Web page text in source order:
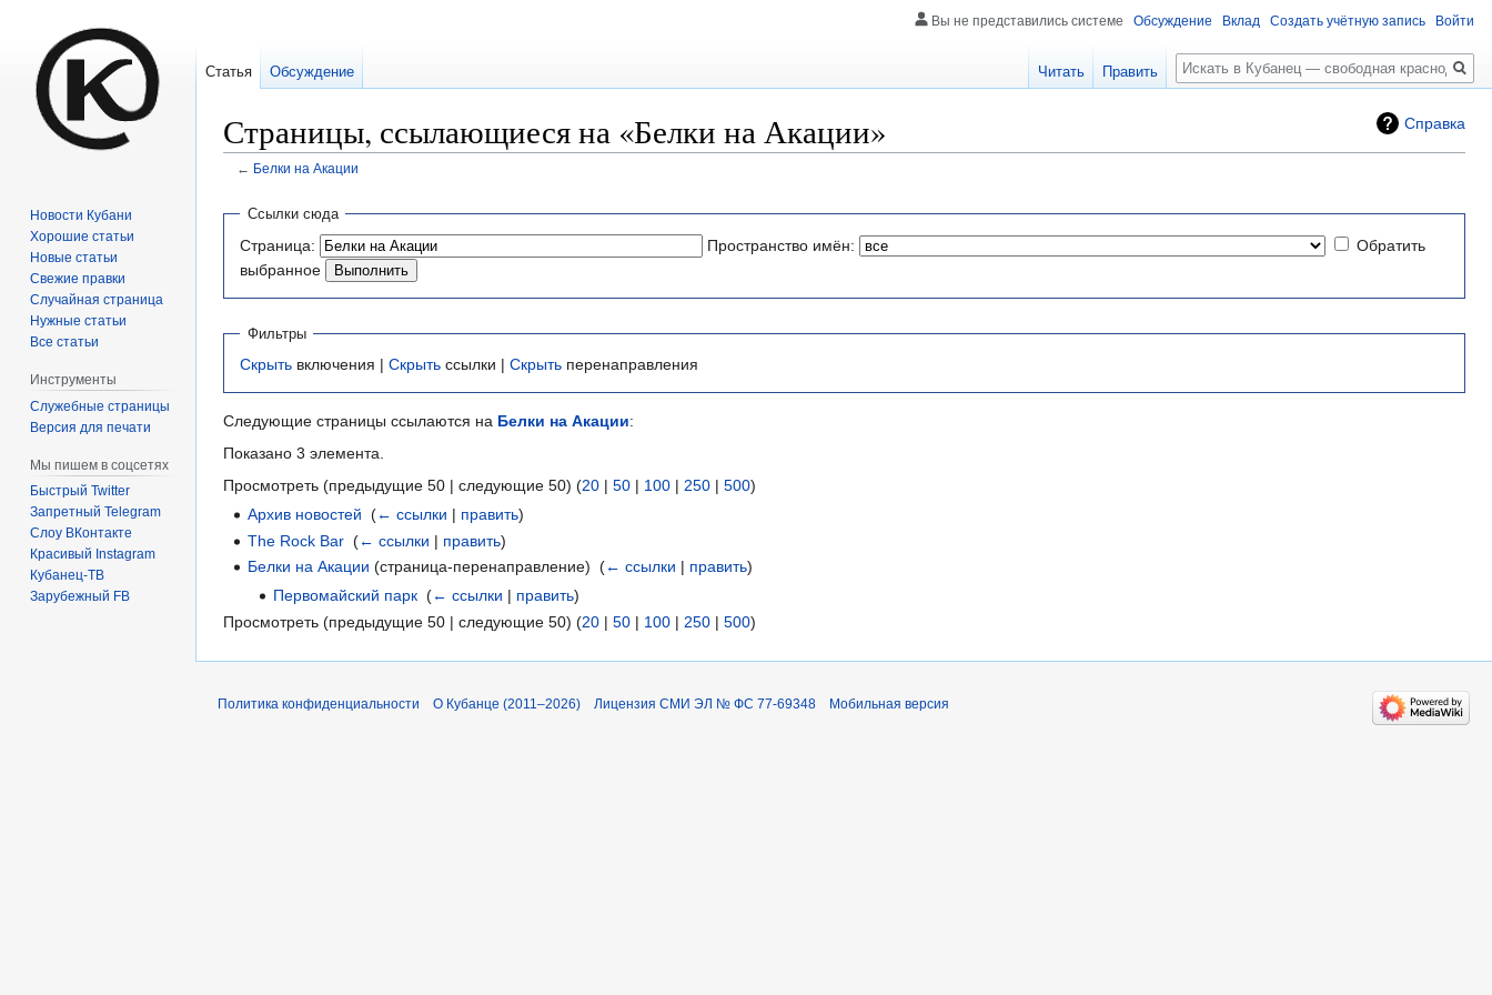
Справка
Страницы, ссылающиеся на «Белки на Акации»
← Белки на Акации
Перейти
навигации
Перейти
поиску
Ссылки сюда
Страница: Пространство имён:
Обратить
выбранное
Фильтры
Скрыть включения | Скрыть ссылки | Скрыть перенаправления
Следующие страницы ссылаются на Белки на Акации:
Показано 3 элемента.
Просмотреть (предыдущие 50 | следующие 50) (20 | 50 | 100 | 250 | 500)
Архив новостей ‎(← ссылки | править)
The Rock Bar ‎(← ссылки | править)
Белки на Акации (страница-перенаправление) ‎(← ссылки | править)
Первомайский парк‎ (← ссылки | править)
Просмотреть (предыдущие 50 | следующие 50) (20 | 50 | 100 | 250 | 500)
Вы не представились системе Обсуждение Вклад Создать учётную запись Войти
Статья Обсуждение Читать Править
Поиск
Новости Кубани
Хорошие статьи
Новые статьи
Свежие правки
Случайная страница
Нужные статьи
Все статьи
Инструменты
Служебные страницы
Версия для печати
Мы пишем в соцсетях
Быстрый Twitter
Запретный Telegram
Слоу ВКонтакте
Красивый Instagram
Кубанец-ТВ
Зарубежный FB
Политика конфиденциальности О Кубанце (2011–2026) Лицензия СМИ ЭЛ № ФС 77-69348 Мобильная версия